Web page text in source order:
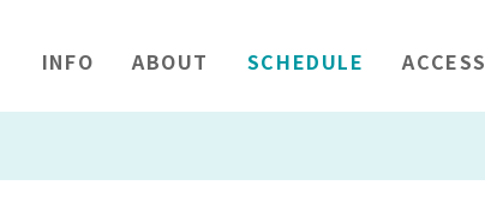
INFO ABOUT SCHEDULE ACCESS